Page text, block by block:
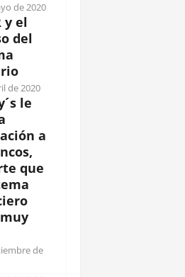
de 2020
y el
del
de 2020
le
a
que
de